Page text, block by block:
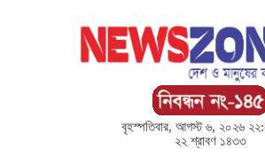
বৃহস্পতিবার, আগস্ট ৬, ২০২৬
২২ শ্রাবণ ১৪৩৩